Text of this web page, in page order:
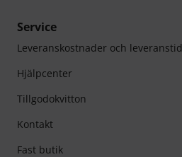
Service
Leveranskostnader och leveranstid
Hjälpcenter
Tillgodokvitton
Kontakt
Fast butik